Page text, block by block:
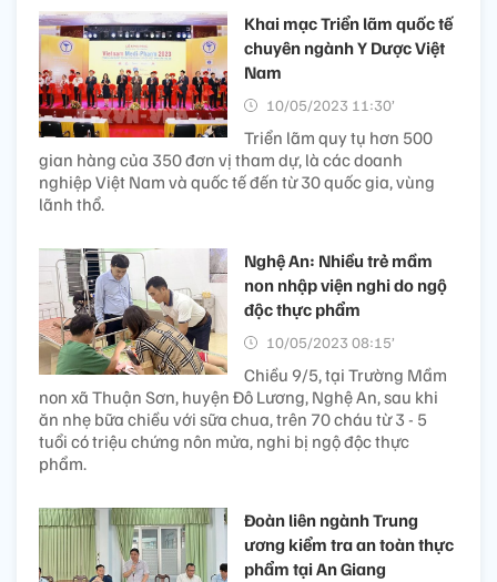
Khai mạc Triển lãm quốc tế
chuyên ngành Y Dược Việt
Nam
10/05/2023 11:30’
Triển lãm quy tụ hơn 500
gian hàng của 350 đơn vị tham dự, là các doanh
nghiệp Việt Nam và quốc tế đến từ 30 quốc gia, vùng
lãnh thổ.
Nghệ An: Nhiều trẻ mầm
non nhập viện nghi do ngộ
độc thực phẩm
10/05/2023 08:15’
Chiều 9/5, tại Trường Mầm
non xã Thuận Sơn, huyện Đô Lương, Nghệ An, sau khi
ăn nhẹ bữa chiều với sữa chua, trên 70 cháu từ 3 - 5
tuổi có triệu chứng nôn mửa, nghi bị ngộ độc thực
phẩm.
Đoàn liên ngành Trung
ương kiểm tra an toàn thực
phẩm tại An Giang